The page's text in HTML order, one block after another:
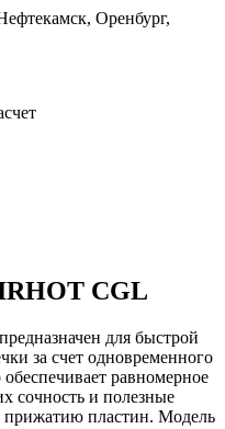
Оренбург,
CGL
для быстрой
за счет одновременного
равномерное
сочность и полезные
прижатию пластин. Модель